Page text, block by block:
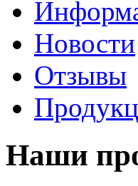
Новости
Отзывы
Наши